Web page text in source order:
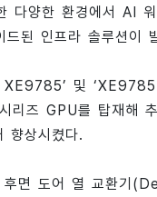
다양한 환경에서 AI 워
드된 인프라 솔루션이
XE9785’ 및
리즈 GPU를 탑재해
향상시켰다.
후면 도어 열 교환기